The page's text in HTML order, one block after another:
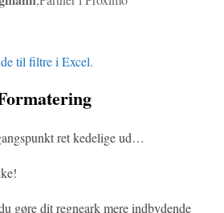
til filtre i Excel.
ret kedelige ud…
gøre dit regneark mere indbydende